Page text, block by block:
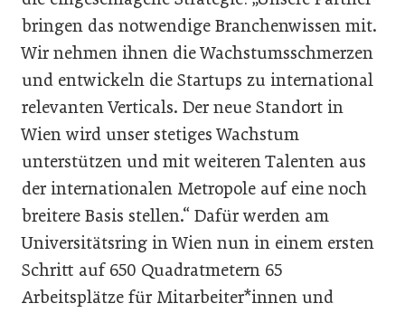
bringen das notwendige Branchenwissen mit.
Wir nehmen ihnen die Wachstumsschmerzen
und entwickeln die Startups zu international
relevanten Verticals. Der neue Standort in
Wien wird unser stetiges Wachstum
unterstützen und mit weiteren Talenten aus
der internationalen Metropole auf eine noch
breitere Basis stellen.“ Dafür werden am
Universitätsring in Wien nun in einem ersten
Schritt auf 650 Quadratmetern 65
Arbeitsplätze für Mitarbeiter*innen und